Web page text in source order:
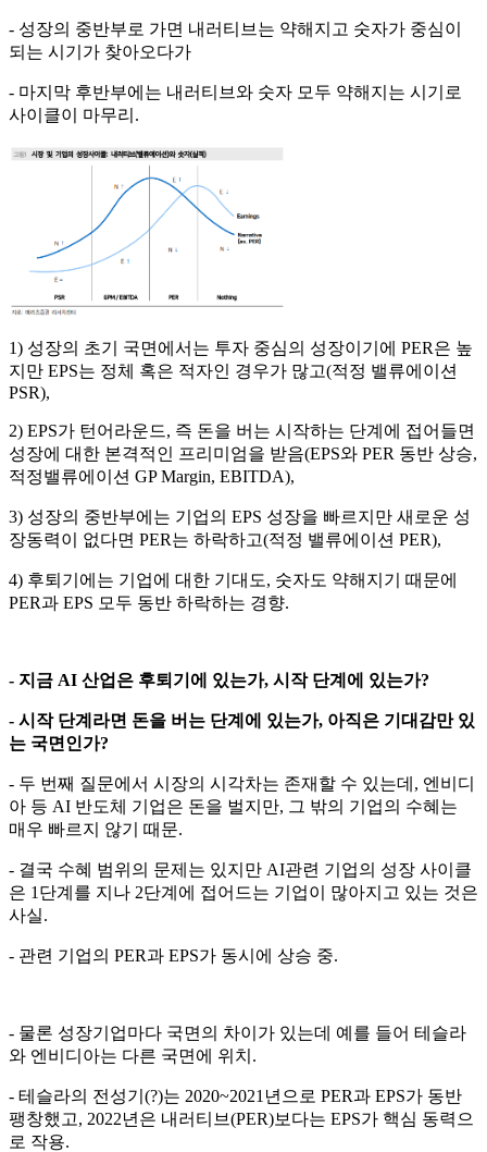
- 성장의 중반부로 가면 내러티브는 약해지고 숫자가 중심이
되는 시기가 찾아오다가
- 마지막 후반부에는 내러티브와 숫자 모두 약해지는 시기로
사이클이 마무리.
1) 성장의 초기 국면에서는 투자 중심의 성장이기에 PER은 높
지만 EPS는 정체 혹은 적자인 경우가 많고(적정 밸류에이션
PSR),
2) EPS가 턴어라운드, 즉 돈을 버는 시작하는 단계에 접어들면
성장에 대한 본격적인 프리미엄을 받음(EPS와 PER 동반 상승,
적정밸류에이션 GP Margin, EBITDA),
3) 성장의 중반부에는 기업의 EPS 성장을 빠르지만 새로운 성
장동력이 없다면 PER는 하락하고(적정 밸류에이션 PER),
4) 후퇴기에는 기업에 대한 기대도, 숫자도 약해지기 때문에
PER과 EPS 모두 동반 하락하는 경향.
- 지금 AI 산업은 후퇴기에 있는가, 시작 단계에 있는가?
- 시작 단계라면 돈을 버는 단계에 있는가, 아직은 기대감만 있
는 국면인가?
- 두 번째 질문에서 시장의 시각차는 존재할 수 있는데, 엔비디
아 등 AI 반도체 기업은 돈을 벌지만, 그 밖의 기업의 수혜는
매우 빠르지 않기 때문.
- 결국 수혜 범위의 문제는 있지만 AI관련 기업의 성장 사이클
은 1단계를 지나 2단계에 접어드는 기업이 많아지고 있는 것은
사실.
- 관련 기업의 PER과 EPS가 동시에 상승 중.
- 물론 성장기업마다 국면의 차이가 있는데 예를 들어 테슬라
와 엔비디아는 다른 국면에 위치.
- 테슬라의 전성기(?)는 2020~2021년으로 PER과 EPS가 동반
팽창했고, 2022년은 내러티브(PER)보다는 EPS가 핵심 동력으
로 작용.